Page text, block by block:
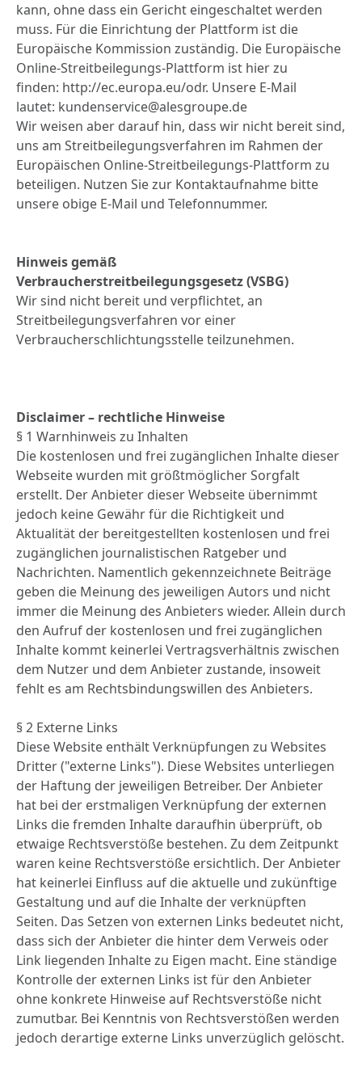
kann, ohne dass ein Gericht eingeschaltet werden
muss. Für die Einrichtung der Plattform ist die
Europäische Kommission zuständig. Die Europäische
Online-Streitbeilegungs-Plattform ist hier zu
finden: http://ec.europa.eu/odr. Unsere E-Mail
lautet: kundenservice@alesgroupe.de
Wir weisen aber darauf hin, dass wir nicht bereit sind,
uns am Streitbeilegungsverfahren im Rahmen der
Europäischen Online-Streitbeilegungs-Plattform zu
beteiligen. Nutzen Sie zur Kontaktaufnahme bitte
unsere obige E-Mail und Telefonnummer.
Hinweis gemäß
Verbraucherstreitbeilegungsgesetz (VSBG)
Wir sind nicht bereit und verpflichtet, an
Streitbeilegungsverfahren vor einer
Verbraucherschlichtungsstelle teilzunehmen.
Disclaimer – rechtliche Hinweise
§ 1 Warnhinweis zu Inhalten
Die kostenlosen und frei zugänglichen Inhalte dieser
Webseite wurden mit größtmöglicher Sorgfalt
erstellt. Der Anbieter dieser Webseite übernimmt
jedoch keine Gewähr für die Richtigkeit und
Aktualität der bereitgestellten kostenlosen und frei
zugänglichen journalistischen Ratgeber und
Nachrichten. Namentlich gekennzeichnete Beiträge
geben die Meinung des jeweiligen Autors und nicht
immer die Meinung des Anbieters wieder. Allein durch
den Aufruf der kostenlosen und frei zugänglichen
Inhalte kommt keinerlei Vertragsverhältnis zwischen
dem Nutzer und dem Anbieter zustande, insoweit
fehlt es am Rechtsbindungswillen des Anbieters.
§ 2 Externe Links
Diese Website enthält Verknüpfungen zu Websites
Dritter ("externe Links"). Diese Websites unterliegen
der Haftung der jeweiligen Betreiber. Der Anbieter
hat bei der erstmaligen Verknüpfung der externen
Links die fremden Inhalte daraufhin überprüft, ob
etwaige Rechtsverstöße bestehen. Zu dem Zeitpunkt
waren keine Rechtsverstöße ersichtlich. Der Anbieter
hat keinerlei Einfluss auf die aktuelle und zukünftige
Gestaltung und auf die Inhalte der verknüpften
Seiten. Das Setzen von externen Links bedeutet nicht,
dass sich der Anbieter die hinter dem Verweis oder
Link liegenden Inhalte zu Eigen macht. Eine ständige
Kontrolle der externen Links ist für den Anbieter
ohne konkrete Hinweise auf Rechtsverstöße nicht
zumutbar. Bei Kenntnis von Rechtsverstößen werden
jedoch derartige externe Links unverzüglich gelöscht.